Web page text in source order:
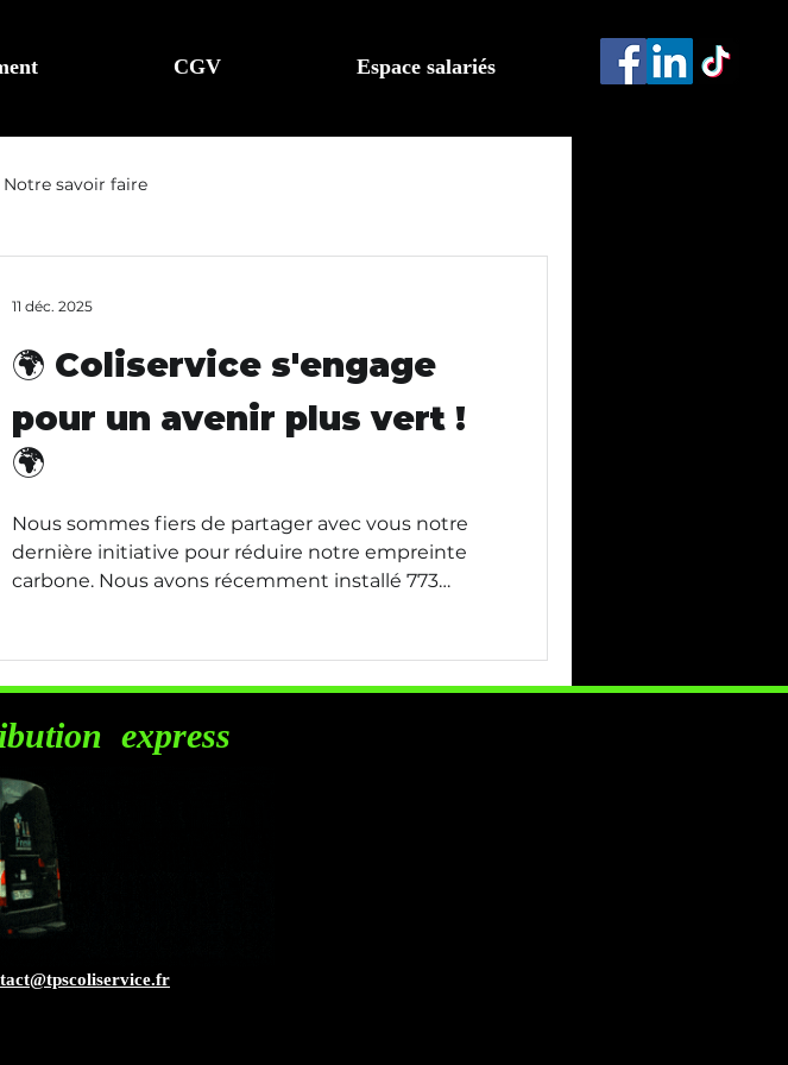
CGV Espace salariés
Notre savoir faire
🌍 Coliservice s'engage
pour un avenir plus vert !
🌍
Nous sommes fiers de partager avec vous notre
dernière initiative pour réduire notre empreinte
carbone. Nous avons récemment installé 773
installation nous permet de produire plus d'énergie
que notre consommation, contribuant ainsi à un
avenir plus durable. 🔋 Nos actions concrètes : -
Installation de panneaux solaires pour une
production énergétique supérieure à notre
consommati
11 déc. 2025
express